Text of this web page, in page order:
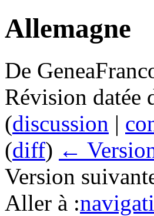
Allemagne
De
Révision datée
(discussion |
(diff) ←
Version
Aller à :